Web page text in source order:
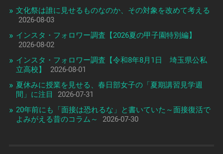
文化祭は誰に見せるものなのか、その対象を改めて考える
2026-08-03
インスタ・フォロワー調査【2026夏の甲子園特別編】
2026-08-02
インスタ・フォロワー調査【令和8年8月1日 埼玉県公私
立高校】
2026-08-01
夏休みに授業を見せる、春日部女子の「夏期講習見学週
間」に注目
2026-07-31
20年前にも「面接は恐れるな」と書いていた～面接復活で
よみがえる昔のコラム～
2026-07-30